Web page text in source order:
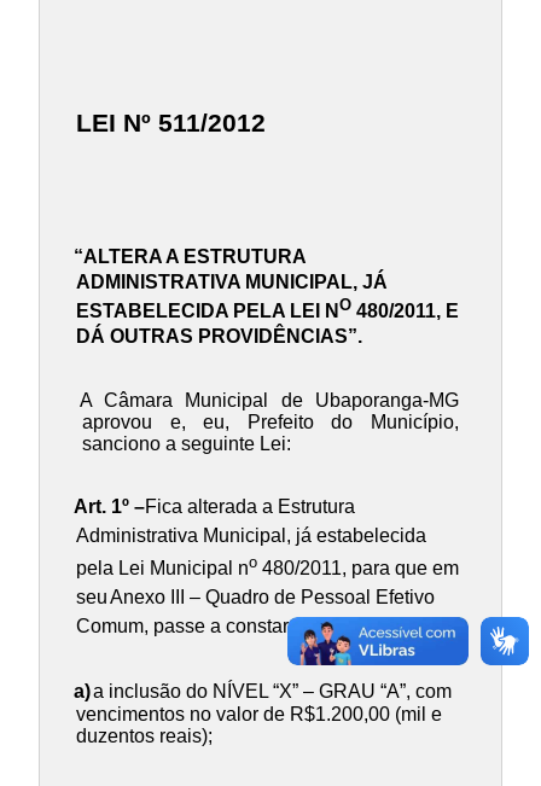
LEI Nº 511/2012
“ALTERA A ESTRUTURA
ADMINISTRATIVA MUNICIPAL, JÁ
ESTABELECIDA PELA LEI N O480/2011, E
DÁ OUTRAS PROVIDÊNCIAS”.
A Câmara Municipal de Ubaporanga-MG
aprovou e, eu, Prefeito do Município,
sanciono a seguinte Lei:
Art. 1º –Fica alterada a Estrutura
Administrativa Municipal, já estabelecida
pela Lei Municipal no480/2011, para que em
seuAnexo III – Quadro de Pessoal Efetivo
Comum, passe a constar o seguinte:
a)a inclusão do NÍVEL “X” – GRAU “A”, com
vencimentos no valor de R$1.200,00 (mil e
duzentos reais);